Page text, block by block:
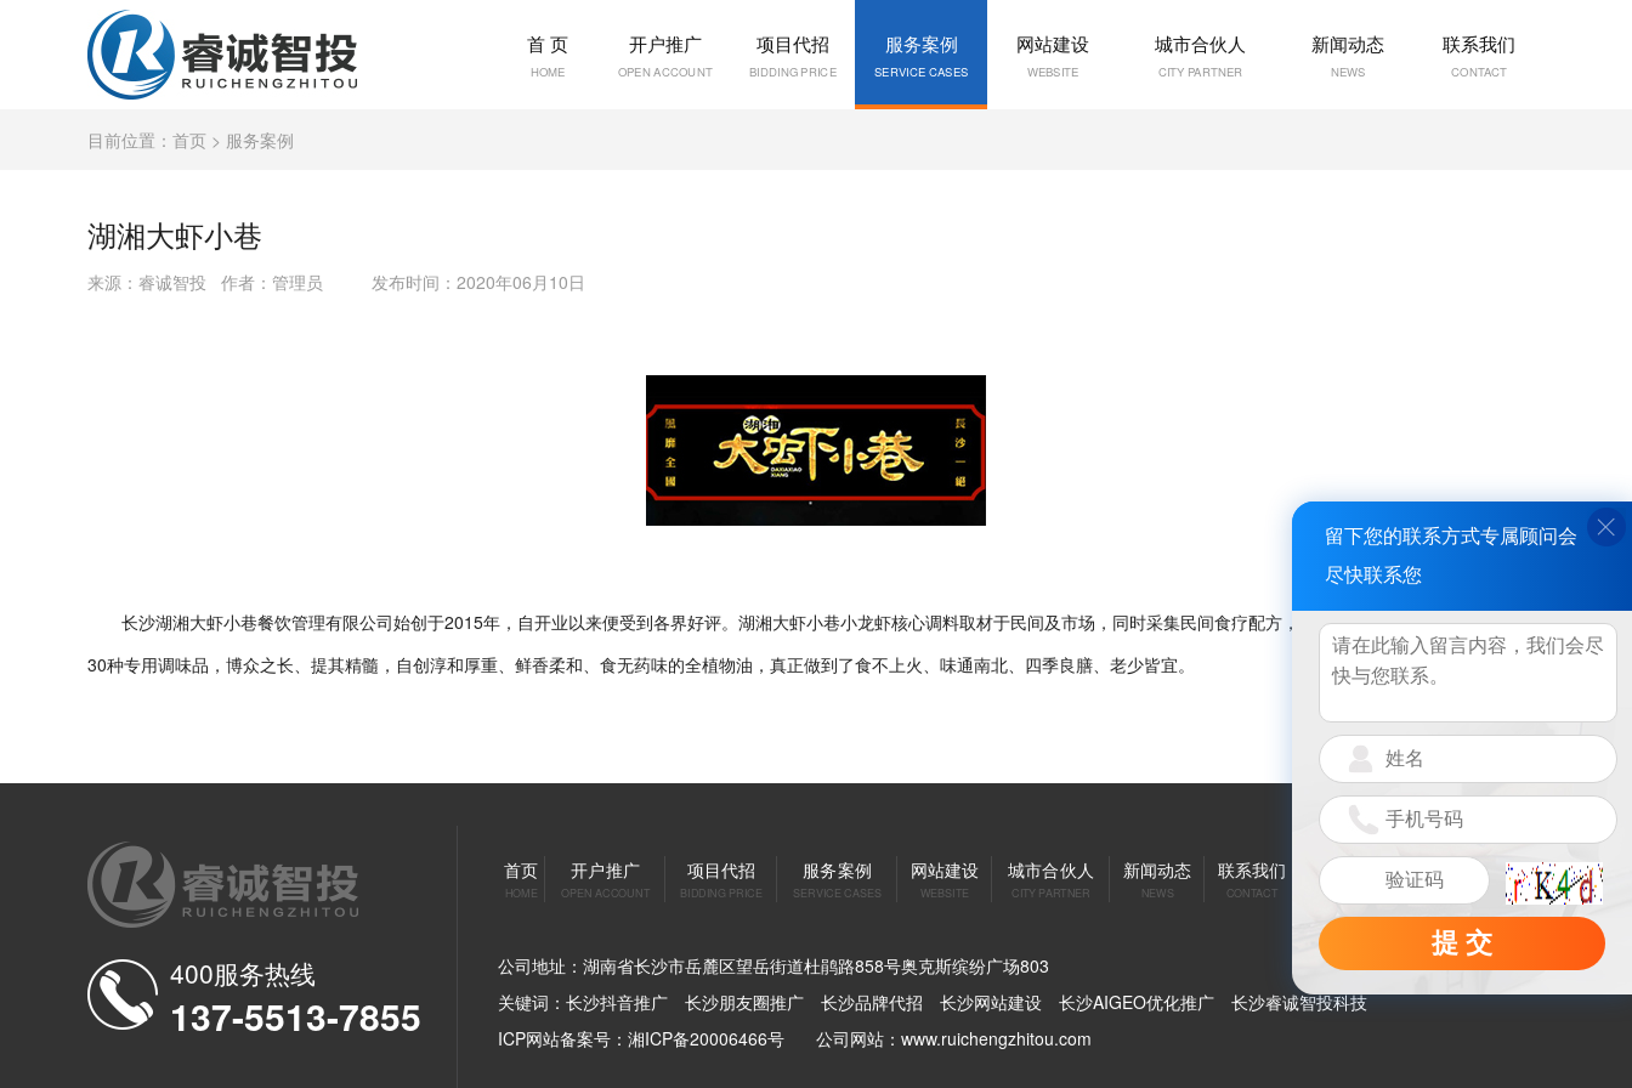
首 页
HOME
开户推广
OPEN ACCOUNT
项目代招
BIDDING PRICE
服务案例
SERVICE CASES
网站建设
WEBSITE
城市合伙人
CITY PARTNER
新闻动态
NEWS
联系我们
CONTACT
目前位置： 首页 > 服务案例
湖湘大虾小巷
来源：睿诚智投 作者：管理员 发布时间：2020年06月10日
长沙湖湘大虾小巷餐饮管理有限公司始创于2015年，自开业以来便受到各界好评。湖湘大虾小巷小龙虾核心调料取材于民间及市场，同时采集民间食疗配方，萃取48味中草药，香辣而不燥。
30种专用调味品，博众之长、提其精髓，自创淳和厚重、鲜香柔和、食无药味的全植物油，真正做到了食不上火、味通南北、四季良膳、老少皆宜。
400服务热线
137-5513-7855
首页
HOME
开户推广
OPEN ACCOUNT
项目代招
BIDDING PRICE
服务案例
SERVICE CASES
网站建设
WEBSITE
城市合伙人
CITY PARTNER
新闻动态
NEWS
联系我们
CONTACT
公司地址：湖南省长沙市岳麓区望岳街道杜鹃路858号奥克斯缤纷广场803
关键词： 长沙抖音推广 长沙朋友圈推广 长沙品牌代招 长沙网站建设 长沙AIGEO优化推广
长沙睿诚智投科技
ICP网站备案号：湘ICP备20006466号
公司网站：www.ruichengzhitou.com
留下您的联系方式专属顾问会
尽快联系您
提 交